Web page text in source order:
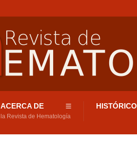
ACERCA DE
la Revista de Hematología
HISTÓRICO